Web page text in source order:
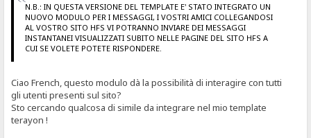
N.B.: IN QUESTA VERSIONE DEL TEMPLATE E' STATO INTEGRATO UN
NUOVO MODULO PER I MESSAGGI, I VOSTRI AMICI COLLEGANDOSI
AL VOSTRO SITO HFS VI POTRANNO INVIARE DEI MESSAGGI
INSTANTANEI VISUALIZZATI SUBITO NELLE PAGINE DEL SITO HFS A
CUI SE VOLETE POTETE RISPONDERE.
Ciao French, questo modulo dà la possibilità di interagire con tutti
gli utenti presenti sul sito?
Sto cercando qualcosa di simile da integrare nel mio template
terayon !